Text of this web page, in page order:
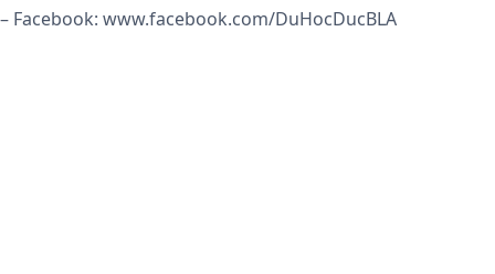
– Facebook: www.facebook.com/DuHocDucBLA